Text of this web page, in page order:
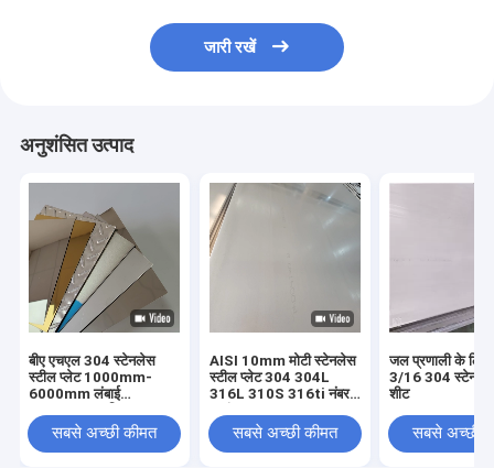
जारी रखें
अनुशंसित उत्पाद
बीए एचएल 304 स्टेनलेस
स्टील प्लेट 1000mm-
6000mm लंबाई
सबसे अच्छी कीमत
AISI 10mm मोटी स्टेनलेस
स्टील प्लेट 304 304L
316L 310S 316ti नंबर
सबसे अच्छी कीमत
जल प्रणाली के लिए
3/16 304 स्टेनलेस
शीट
सबसे अच्छी